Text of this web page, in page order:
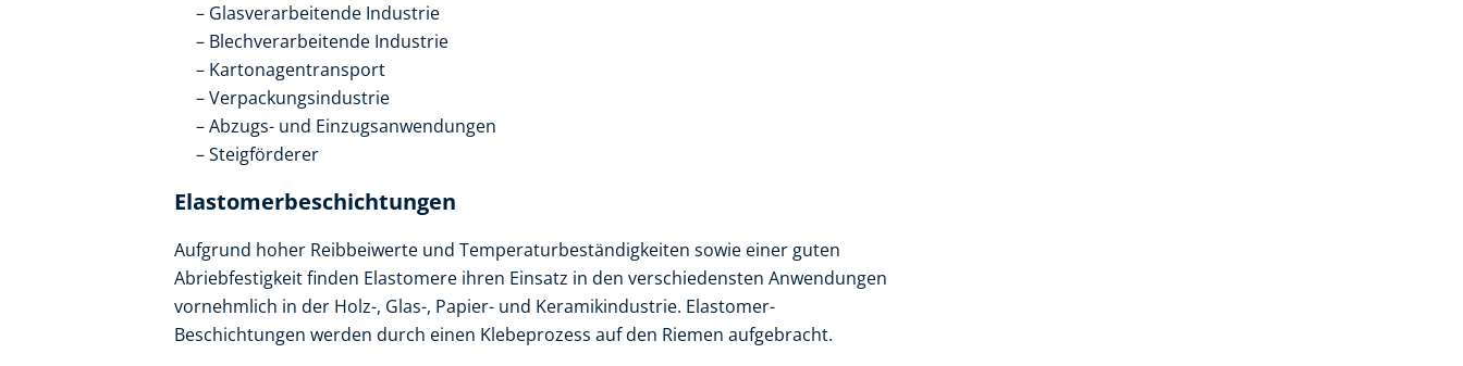
Glasverarbeitende Industrie
Blechverarbeitende Industrie
Kartonagentransport
Verpackungsindustrie
Abzugs- und Einzugsanwendungen
Steigförderer
Elastomerbeschichtungen
Aufgrund hoher Reibbeiwerte und Temperaturbeständigkeiten sowie einer guten
Abriebfestigkeit finden Elastomere ihren Einsatz in den verschiedensten Anwendungen
vornehmlich in der Holz-, Glas-, Papier- und Keramikindustrie. Elastomer-
Beschichtungen werden durch einen Klebeprozess auf den Riemen aufgebracht.